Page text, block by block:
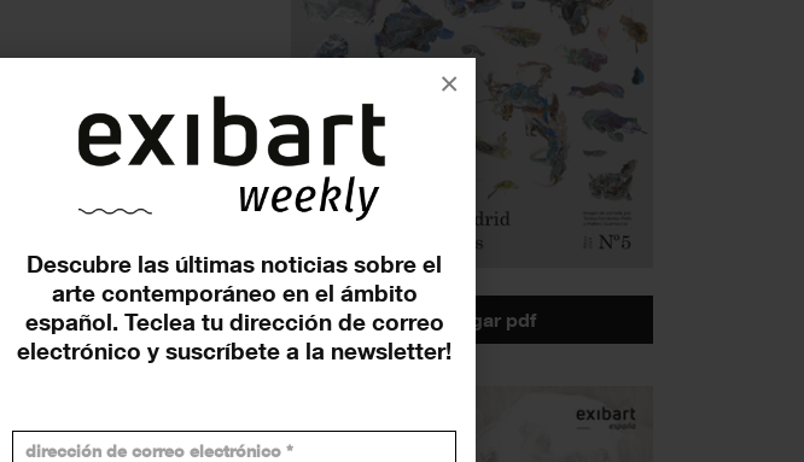
Descubre las últimas noticias sobre el
arte contemporáneo en el ámbito
español. Teclea tu dirección de correo
electrónico y suscríbete a la newsletter!
×
descargar pdf